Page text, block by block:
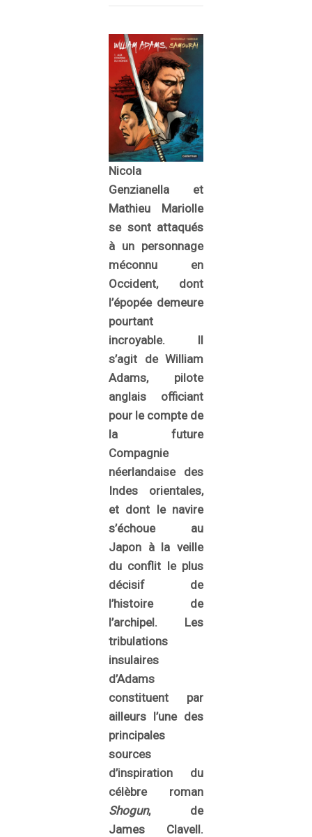
Nicola
Genzianella et
Mathieu Mariolle
se sont attaqués
à un personnage
méconnu en
Occident, dont
l’épopée demeure
pourtant
incroyable. Il
s’agit de William
Adams, pilote
anglais officiant
pour le compte de
la future
Compagnie
néerlandaise des
Indes orientales,
et dont le navire
s’échoue au
Japon à la veille
du conflit le plus
décisif de
l’histoire de
l’archipel. Les
tribulations
insulaires
d’Adams
constituent par
ailleurs l’une des
principales
sources
d’inspiration du
célèbre roman
Shogun, de
James Clavell.